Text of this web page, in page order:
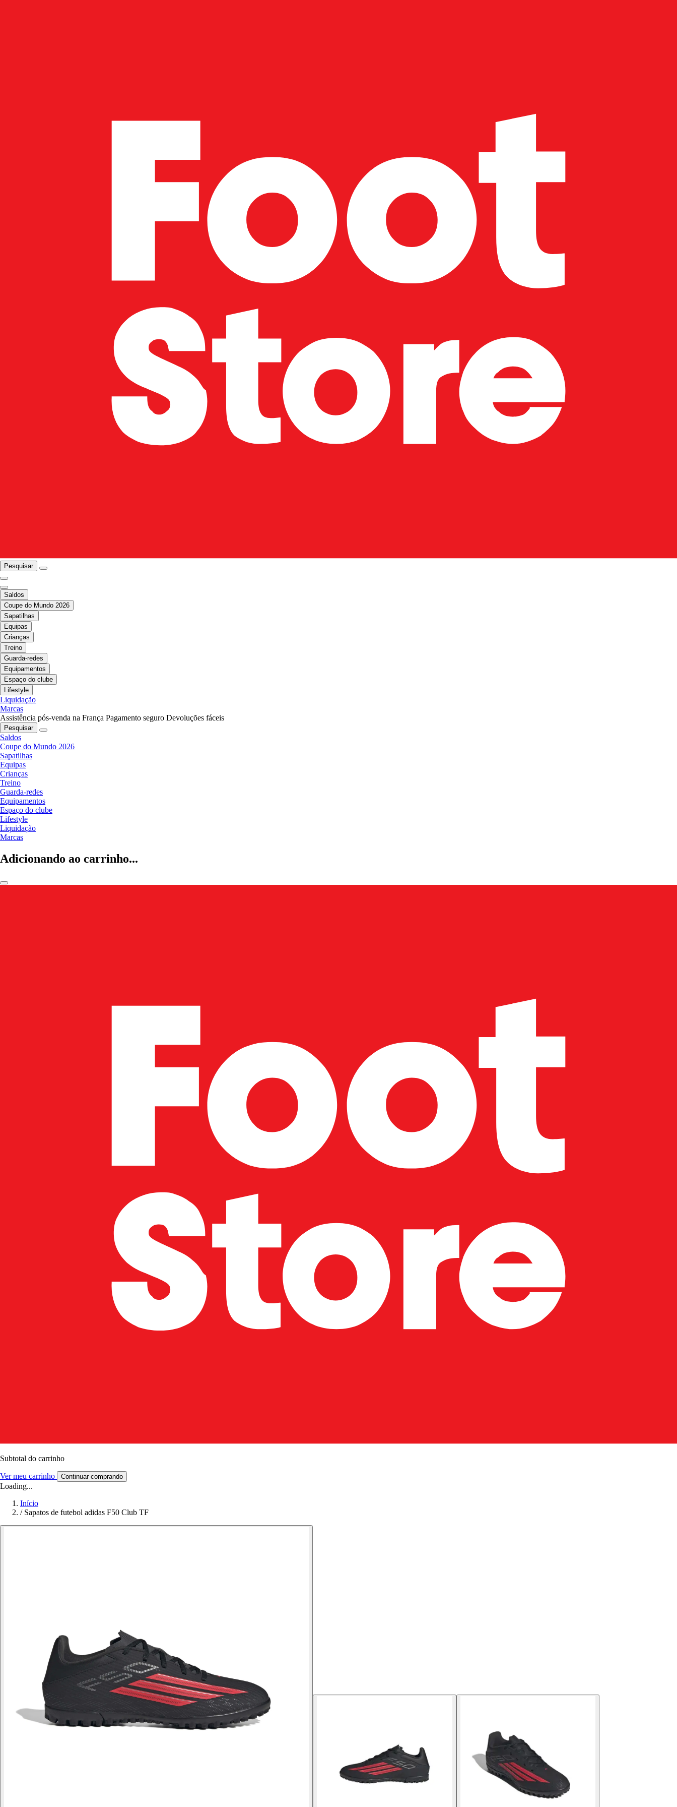
Pesquisar
Saldos
Coupe do Mundo 2026
Sapatilhas
Equipas
Crianças
Treino
Guarda-redes
Equipamentos
Espaço do clube
Lifestyle
Liquidação
Marcas
Assistência pós-venda na França Pagamento seguro Devoluções fáceis
Pesquisar
Saldos
Coupe do Mundo 2026
Sapatilhas
Equipas
Crianças
Treino
Guarda-redes
Equipamentos
Espaço do clube
Lifestyle
Liquidação
Marcas
Adicionando ao carrinho...
Subtotal do carrinho
Ver meu carrinho Continuar comprando
Loading...
Início
/ Sapatos de futebol adidas F50 Club TF